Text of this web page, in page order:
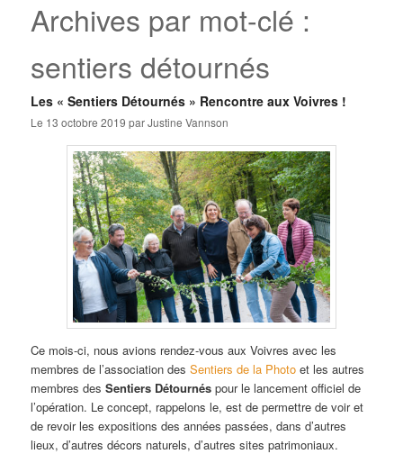
Archives par mot-clé :
sentiers détournés
Les « Sentiers Détournés » Rencontre aux Voivres !
Le 13 octobre 2019 parJustine Vannson
Ce mois-ci, nous avions rendez-vous aux Voivres avec les
membres de l’association desSentiers de la Photo et les autres
membres desSentiers Détournés pour le lancement officiel de
l’opération. Le concept, rappelons le, est de permettre de voir et
de revoir les expositions des années passées, dans d’autres
lieux, d’autres décors naturels, d’autres sites patrimoniaux.